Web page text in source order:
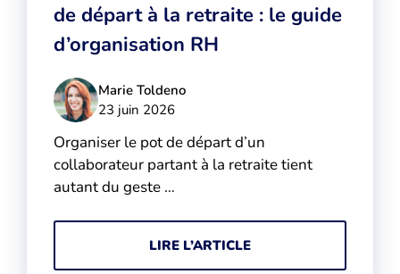
de départ à la retraite : le guide
d’organisation RH
Marie Toldeno
23 juin 2026
Organiser le pot de départ d’un
collaborateur partant à la retraite tient
autant du geste …
LIRE L’ARTICLE